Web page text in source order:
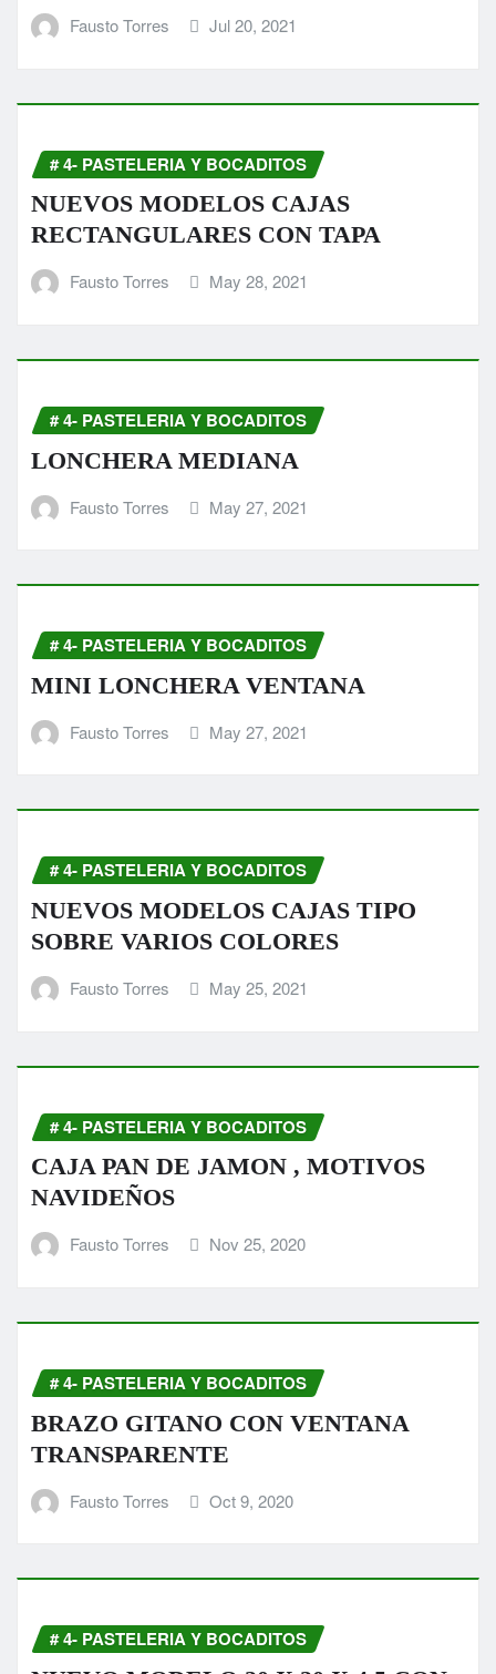
Fausto Torres Jul 20, 2021
# 4- PASTELERIA Y BOCADITOS
NUEVOS MODELOS CAJAS
RECTANGULARES CON TAPA
Fausto Torres May 28, 2021
# 4- PASTELERIA Y BOCADITOS
LONCHERA MEDIANA
Fausto Torres May 27, 2021
# 4- PASTELERIA Y BOCADITOS
MINI LONCHERA VENTANA
Fausto Torres May 27, 2021
# 4- PASTELERIA Y BOCADITOS
NUEVOS MODELOS CAJAS TIPO
SOBRE VARIOS COLORES
Fausto Torres May 25, 2021
# 4- PASTELERIA Y BOCADITOS
CAJA PAN DE JAMON , MOTIVOS
NAVIDEÑOS
Fausto Torres Nov 25, 2020
# 4- PASTELERIA Y BOCADITOS
BRAZO GITANO CON VENTANA
TRANSPARENTE
Fausto Torres Oct 9, 2020
# 4- PASTELERIA Y BOCADITOS